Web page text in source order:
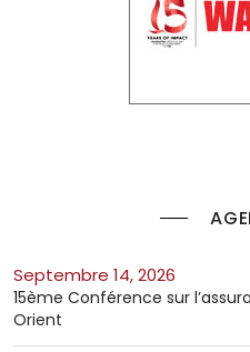
septembre 14, 2026
15ème Conférence sur
Orient